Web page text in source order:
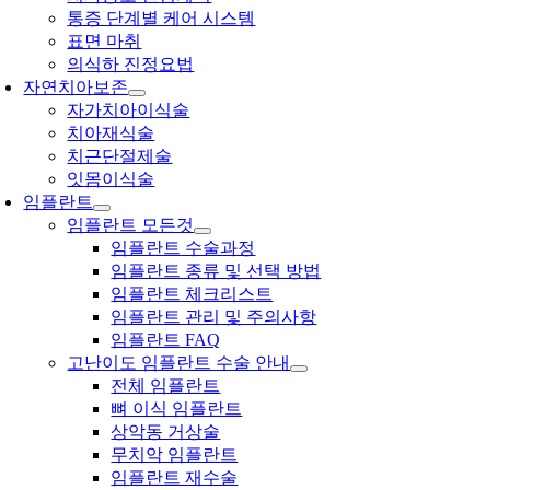
통증 단계별 케어 시스템
표면 마취
의식하 진정요법
자연치아보존
자가치아이식술
치아재식술
치근단절제술
잇몸이식술
임플란트
임플란트 모든것
임플란트 수술과정
임플란트 종류 및 선택 방법
임플란트 체크리스트
임플란트 관리 및 주의사항
임플란트 FAQ
고난이도 임플란트 수술 안내
전체 임플란트
뼈 이식 임플란트
상악동 거상술
무치악 임플란트
임플란트 재수술